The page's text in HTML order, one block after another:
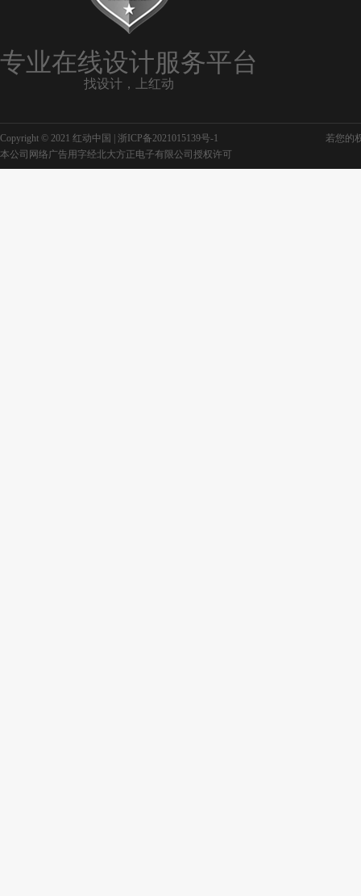
专业在线设计服务平台
找设计，上红动
Copyright © 2021 红动中国 | 浙ICP备2021015139号-1
若您的
本公司网络广告用字经北大方正电子有限公司授权许可